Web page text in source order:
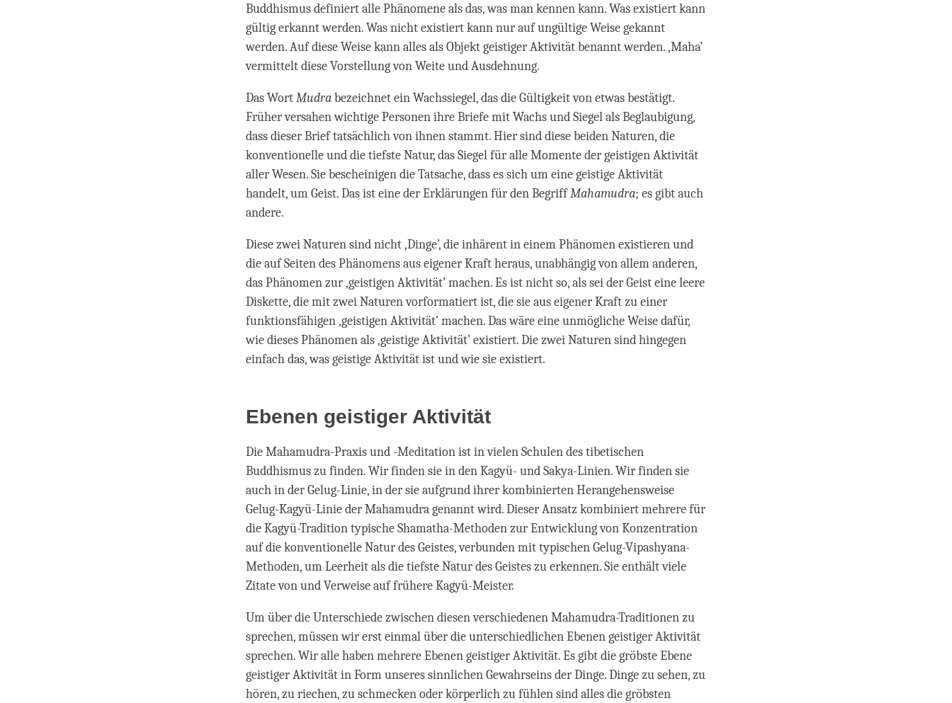
Buddhismus definiert alle Phänomene als das, was man kennen kann. Was existiert kann
gültig erkannt werden. Was nicht existiert kann nur auf ungültige Weise gekannt
werden. Auf diese Weise kann alles als Objekt geistiger Aktivität benannt werden. ‚Maha’
vermittelt diese Vorstellung von Weite und Ausdehnung.
Das WortMudrabezeichnet ein Wachssiegel, das die Gültigkeit von etwas bestätigt.
Früher versahen wichtige Personen ihre Briefe mit Wachs und Siegel als Beglaubigung,
dass dieser Brief tatsächlich von ihnen stammt. Hier sind diese beiden Naturen, die
konventionelle und die tiefste Natur, das Siegel für alle Momente der geistigen Aktivität
aller Wesen. Sie bescheinigen die Tatsache, dass es sich um eine geistige Aktivität
handelt, um Geist. Das ist eine der Erklärungen für den BegriffMahamudra; es gibt auch
andere.
Diese zwei Naturen sind nicht ‚Dinge’, die inhärent in einem Phänomen existieren und
die auf Seiten des Phänomens aus eigener Kraft heraus, unabhängig von allem anderen,
das Phänomen zur ‚geistigen Aktivität’ machen. Es ist nicht so, als sei der Geist eine leere
Diskette, die mit zwei Naturen vorformatiert ist, die sie aus eigener Kraft zu einer
funktionsfähigen ‚geistigen Aktivität’ machen. Das wäre eine unmögliche Weise dafür,
wie dieses Phänomen als ‚geistige Aktivität’ existiert. Die zwei Naturen sind hingegen
einfach das, was geistige Aktivität ist und wie sie existiert.
Ebenen geistiger Aktivität
Die Mahamudra-Praxis und -Meditation ist in vielen Schulen des tibetischen
Buddhismus zu finden. Wir finden sie in den Kagyü- und Sakya-Linien. Wir finden sie
auch in der Gelug-Linie, in der sie aufgrund ihrer kombinierten Herangehensweise
Gelug-Kagyü-Linie der Mahamudra genannt wird. Dieser Ansatz kombiniert mehrere für
die Kagyü-Tradition typische Shamatha-Methoden zur Entwicklung von Konzentration
auf die konventionelle Natur des Geistes, verbunden mit typischen Gelug-Vipashyana-
Methoden, um Leerheit als die tiefste Natur des Geistes zu erkennen. Sie enthält viele
Zitate von und Verweise auf frühere Kagyü-Meister.
Um über die Unterschiede zwischen diesen verschiedenen Mahamudra-Traditionen zu
sprechen, müssen wir erst einmal über die unterschiedlichen Ebenen geistiger Aktivität
sprechen. Wir alle haben mehrere Ebenen geistiger Aktivität. Es gibt die gröbste Ebene
geistiger Aktivität in Form unseres sinnlichen Gewahrseins der Dinge. Dinge zu sehen, zu
hören, zu riechen, zu schmecken oder körperlich zu fühlen sind alles die gröbsten